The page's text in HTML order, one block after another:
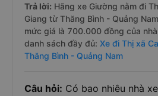
Trả lời: Hãng xe Giường nằm đi
Giang từ Thăng Bình - Quảng
mức giá là 700.000 đồng của
danh sách đầy đủ: Xe đi Thị xã
Thăng Bình - Quảng Nam
Câu hỏi: Có bao nhiêu nhà